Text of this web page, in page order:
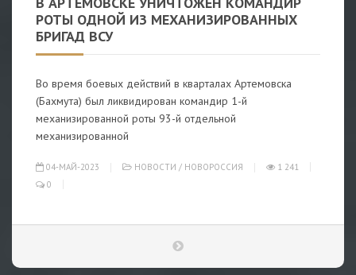
РОТЫ ОДНОЙ ИЗ МЕХАНИЗИРОВАННЫХ
БРИГАД ВСУ
Во время боевых действий в кварталах Артемовска
(Бахмута) был ликвидирован командир 1-й
механизированной роты 93-й отдельной
механизированной
04-МАЙ-2023 НОВОСТИ / НОВОРОССИЯ
1 241
0